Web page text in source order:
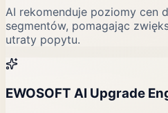
AI rekomenduje poziomy cen
segmentów, pomagając
utraty popytu.
EWOSOFT AI Upgrade